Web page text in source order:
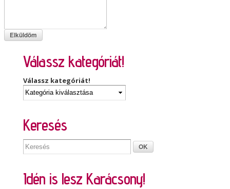
Válassz kategóriát!
Válassz kategóriát!
Keresés
Idén is lesz Karácsony!